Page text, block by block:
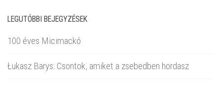
LEGUTÓBBI BEJEGYZÉSEK
100 éves Micimackó
Łukasz Barys: Csontok, amiket a zsebedben hordasz